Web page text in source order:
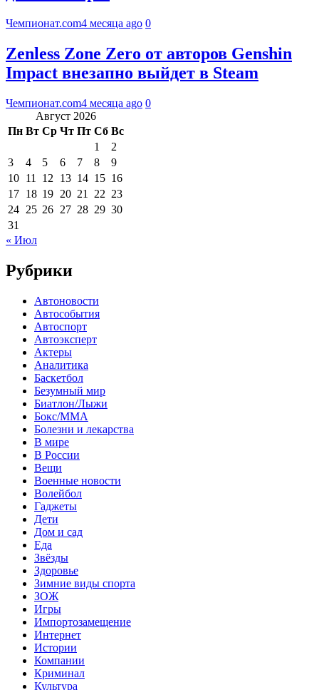
Чемпионат.com4 месяца ago 0
Zenless Zone Zero от авторов Genshin
Impact внезапно выйдет в Steam
Чемпионат.com4 месяца ago 0
Август 2026
Пн Вт Ср Чт Пт Сб Вс
1
2
3
4 5 6 7 8
9
10 11 12 13 14 15 16
17 18 19 20 21 22 23
24 25 26 27 28 29 30
31
« Июл
Рубрики
Автоновости
Автособытия
Автоспорт
Автоэксперт
Актеры
Аналитика
Баскетбол
Безумный мир
Биатлон/Лыжи
Бокс/MMA
Болезни и лекарства
В мире
В России
Вещи
Военные новости
Волейбол
Гаджеты
Дети
Дом и сад
Еда
Звёзды
Здоровье
Зимние виды спорта
ЗОЖ
Игры
Импортозамещение
Интернет
Истории
Компании
Криминал
Культура